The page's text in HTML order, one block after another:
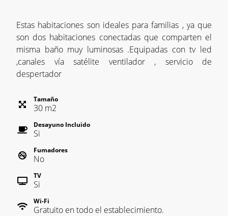
Estas habitaciones son ideales para familias , ya que
son dos habitaciones conectadas que comparten el
misma baño muy luminosas .Equipadas con tv led
,canales vía satélite ventilador , servicio de
despertador
Tamaño
30 m2
Desayuno Incluido
Si
Fumadores
No
TV
Si
Wi-Fi
Gratuito en todo el establecimiento.